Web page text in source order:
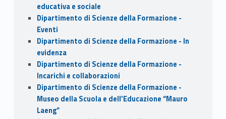
educativa e sociale
Dipartimento di Scienze della Formazione -
Eventi
Dipartimento di Scienze della Formazione - In
evidenza
Dipartimento di Scienze della Formazione -
Incarichi e collaborazioni
Dipartimento di Scienze della Formazione -
Museo della Scuola e dell’Educazione “Mauro
Laeng”